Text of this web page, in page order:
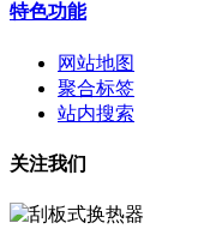
特色功能
网站地图
聚合标签
站内搜索
关注我们